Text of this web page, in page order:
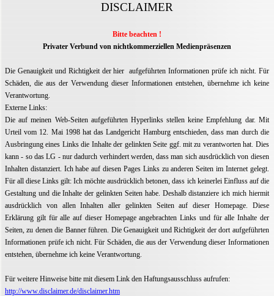
DISCLAIMER
Bitte beachten !
Privater Verbund von nichtkommerziellen Medienpräsenzen
Die Genauigkeit und Richtigkeit der hier aufgeführten Informationen prüfe ich nicht. Für
Schäden, die aus der Verwendung dieser Informationen entstehen, übernehme ich keine
Verantwortung.
Externe Links:
Die auf meinen Web-Seiten aufgeführten Hyperlinks stellen keine Empfehlung dar. Mit
Urteil vom 12. Mai 1998 hat das Landgericht Hamburg entschieden, dass man durch die
Ausbringung eines Links die Inhalte der gelinkten Seite ggf. mit zu verantworten hat. Dies
kann - so das LG - nur dadurch verhindert werden, dass man sich ausdrücklich von diesen
Inhalten distanziert. Ich habe auf diesen Pages Links zu anderen Seiten im Internet gelegt.
Für all diese Links gilt: Ich möchte ausdrücklich betonen, dass ich keinerlei Einfluss auf die
Gestaltung und die Inhalte der gelinkten Seiten habe. Deshalb distanziere ich mich hiermit
ausdrücklich von allen Inhalten aller gelinkten Seiten auf dieser Homepage. Diese
Erklärung gilt für alle auf dieser Homepage angebrachten Links und für alle Inhalte der
Seiten, zu denen die Banner führen. Die Genauigkeit und Richtigkeit der dort aufgeführten
Informationen prüfe ich nicht. Für Schäden, die aus der Verwendung dieser Informationen
entstehen, übernehme ich keine Verantwortung.
Für weitere Hinweise bitte mit diesem Link den Haftungsausschluss aufrufen:
http://www.disclaimer.de/disclaimer.htm